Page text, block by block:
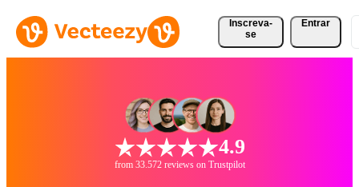
Inscreva-
se
Entrar
4.9
from 33.572 reviews on Trustpilot